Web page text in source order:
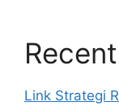
Link Strategi